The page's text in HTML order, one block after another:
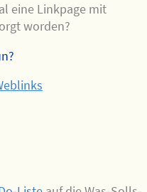
eine Linkpage mit
worden?